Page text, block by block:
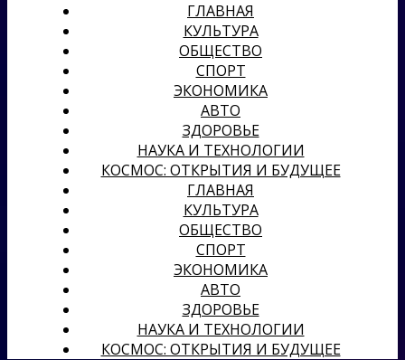
ГЛАВНАЯ
КУЛЬТУРА
ОБЩЕСТВО
СПОРТ
ЭКОНОМИКА
АВТО
ЗДОРОВЬЕ
НАУКА И ТЕХНОЛОГИИ
КОСМОС: ОТКРЫТИЯ И БУДУЩЕЕ
ГЛАВНАЯ
КУЛЬТУРА
ОБЩЕСТВО
СПОРТ
ЭКОНОМИКА
АВТО
ЗДОРОВЬЕ
НАУКА И ТЕХНОЛОГИИ
КОСМОС: ОТКРЫТИЯ И БУДУЩЕЕ